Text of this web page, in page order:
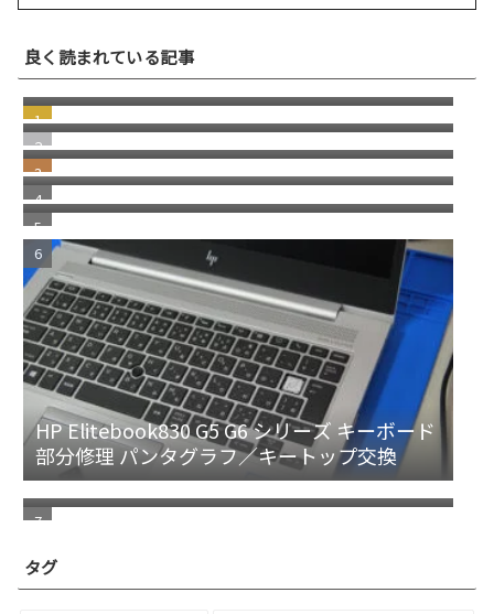
良く読まれている記事
キーキャップが外れた！HP Elitebook 830
G7 G8 シリーズ キーボード修理／パンタグラ
フ修理
NEC Mate タイプMLのM.2 SSDを交換 SSDの
取り方／レノボ デスクトップPC共通
ノートパソコン パンタグラフの取付方／修理
方法
DELL サービスタグ で機種名、モデルを探す
富士通 Lifebook A574 A576 A577 A5510
A5512 A5513 のキーボード交換 キーボード型
番の確認方法
HP Elitebook830 G5 G6 シリーズ キーボード
部分修理 パンタグラフ／キートップ交換
３種類ある PA5177U-1ACA ACアダプター／
dynabook 旧東芝
タグ